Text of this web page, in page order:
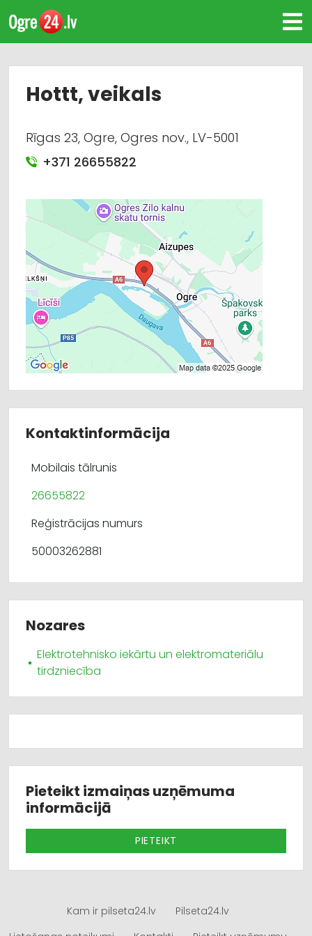
Hottt, veikals
Rīgas 23, Ogre, Ogres nov., LV-5001
+371 26655822
Kontaktinformācija
Mobilais tālrunis
26655822
Reģistrācijas numurs
50003262881
Nozares
Elektrotehnisko iekārtu un elektromateriālu
tirdzniecība
Pieteikt izmaiņas uzņēmuma
informācijā
PIETEIKT
Kam ir pilseta24.lv
Pilseta24.lv